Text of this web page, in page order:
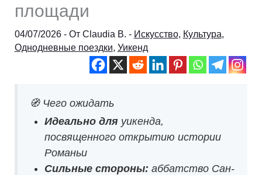
площади
04/07/2026 - От Claudia B. - Искусство, Культура,
Однодневные поездки, Уикенд
🧭 Чего ожидать
Идеально для уикенда,
посвященного открытию истории
Романьи
Сильные стороны: аббатство Сан-